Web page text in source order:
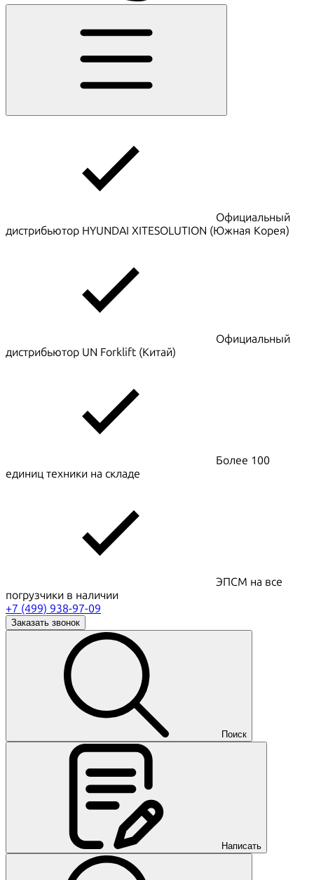
Официальный
дистрибьютор HYUNDAI XITESOLUTION (Южная Корея)
Официальный
дистрибьютор UN Forklift (Китай)
Более 100
единиц техники на складе
ЭПСМ на все
погрузчики в наличии
+7 (499) 938-97-09
Заказать звонок
Поиск
Написать